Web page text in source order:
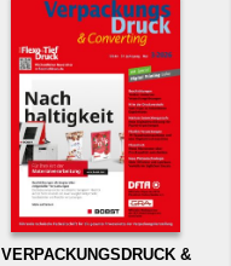
VERPACKUNGSDRUCK &